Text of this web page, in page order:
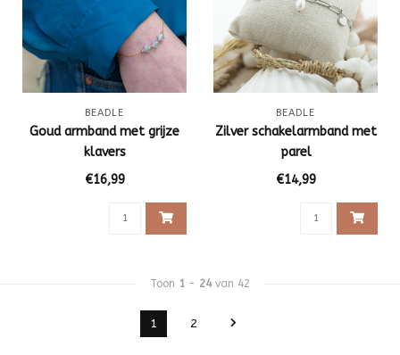
BEADLE
Goud armband met grijze
klavers
€16,99
BEADLE
Zilver schakelarmband met
parel
€14,99
Toon 1 - 24van 42
1 2